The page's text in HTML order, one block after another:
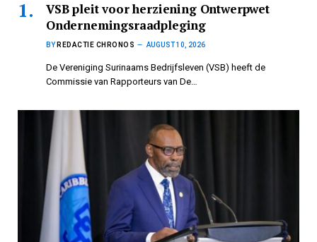
VSB pleit voor herziening Ontwerpwet
Ondernemingsraadpleging
BY REDACTIE CHRONOS AUGUST 10, 2026
De Vereniging Surinaams Bedrijfsleven (VSB) heeft de
Commissie van Rapporteurs van De…